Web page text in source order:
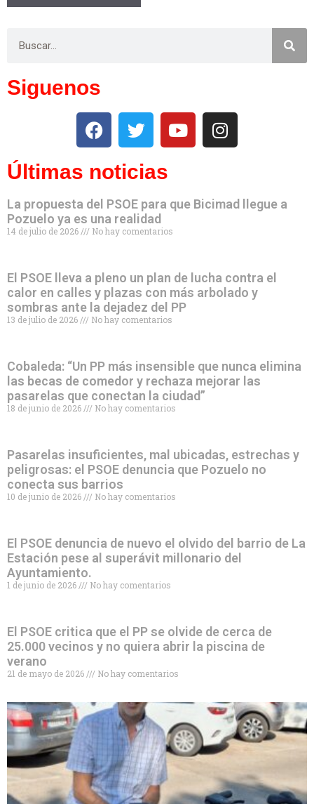
Siguenos
Últimas noticias
La propuesta del PSOE para que Bicimad llegue a
Pozuelo ya es una realidad
14 de julio de 2026 No hay comentarios
El PSOE lleva a pleno un plan de lucha contra el
calor en calles y plazas con más arbolado y
sombras ante la dejadez del PP
13 de julio de 2026 No hay comentarios
Cobaleda: “Un PP más insensible que nunca elimina
las becas de comedor y rechaza mejorar las
pasarelas que conectan la ciudad”
18 de junio de 2026 No hay comentarios
Pasarelas insuficientes, mal ubicadas, estrechas y
peligrosas: el PSOE denuncia que Pozuelo no
conecta sus barrios
10 de junio de 2026 No hay comentarios
El PSOE denuncia de nuevo el olvido del barrio de La
Estación pese al superávit millonario del
Ayuntamiento.
1 de junio de 2026 No hay comentarios
El PSOE critica que el PP se olvide de cerca de
25.000 vecinos y no quiera abrir la piscina de
verano
21 de mayo de 2026 No hay comentarios